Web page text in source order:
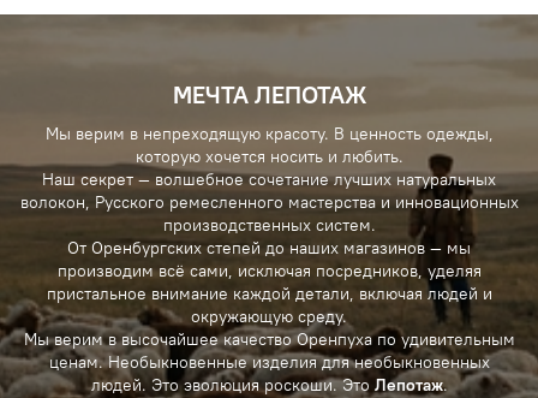
МЕЧТА ЛЕПОТАЖ
Мы верим в непреходящую красоту. В ценность одежды,
которую хочется носить и любить.
Наш секрет — волшебное сочетание лучших натуральных
волокон, Русского ремесленного мастерства и инновационных
производственных систем.
От Оренбургских степей до наших магазинов — мы
производим всё сами, исключая посредников, уделяя
пристальное внимание каждой детали, включая людей и
окружающую среду.
Мы верим в высочайшее качество Оренпуха по удивительным
ценам. Необыкновенные изделия для необыкновенных
людей. Это эволюция роскоши. Это Лепотаж.